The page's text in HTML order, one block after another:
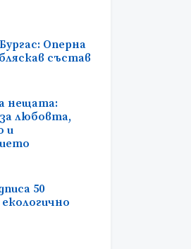
Оперна
състав
нещата:
любовта,
и
50
екологично